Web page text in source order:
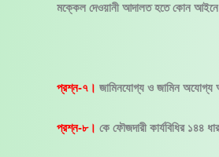
মক্কেল দেওয়ানী আদালত হতে কোন আইনে
প্রশ্ন-৭। জামিনযোগ্য ও জামিন অযোগ্য
প্রশ্ন-৮। কে ফৌজদারী কার্যবিধির ১৪৪